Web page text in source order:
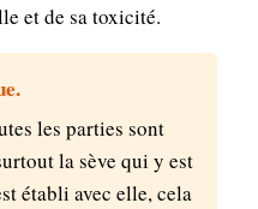
et de sa toxicité.
les parties sont
la sève qui y est
établi avec elle, cela